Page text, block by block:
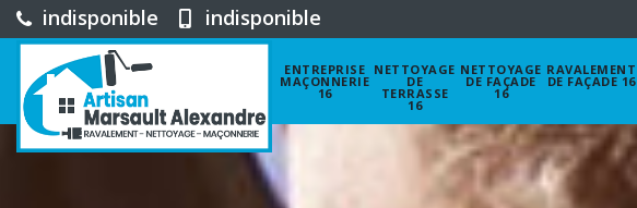
indisponible indisponible
ENTREPRISE
MAÇONNERIE
16
NETTOYAGE
DE
TERRASSE
16
NETTOYAGE
DE FAÇADE
16
RAVALEMENT
DE FAÇADE 16